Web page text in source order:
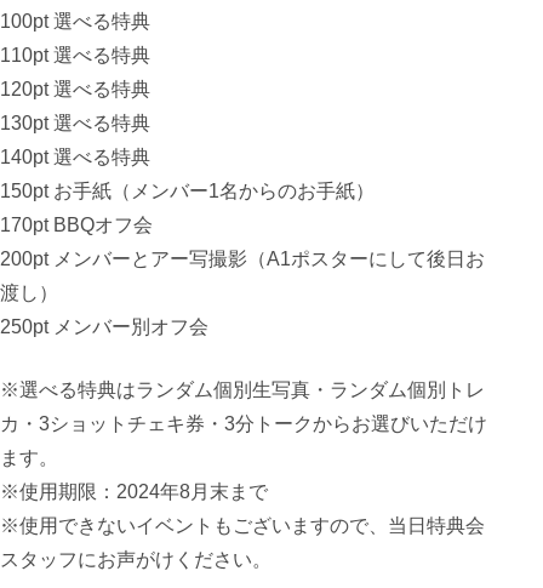
100pt 選べる特典
110pt 選べる特典
120pt 選べる特典
130pt 選べる特典
140pt 選べる特典
150pt お手紙（メンバー1名からのお手紙）
170pt BBQオフ会
200pt メンバーとアー写撮影（A1ポスターにして後日お
渡し）
250pt メンバー別オフ会
※選べる特典はランダム個別生写真・ランダム個別トレ
カ・3ショットチェキ券・3分トークからお選びいただけ
ます。
※使用期限：2024年8月末まで
※使用できないイベントもございますので、当日特典会
スタッフにお声がけください。